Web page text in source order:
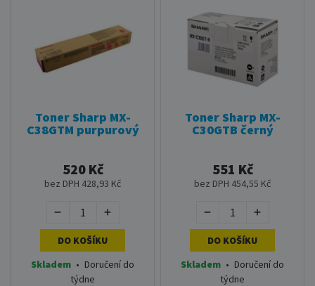
Toner Sharp MX-
C38GTM purpurový
520 Kč
bez DPH 428,93 Kč
DO KOŠÍKU
Skladem • Doručení do
týdne
Toner Sharp MX-
C30GTB černý
551 Kč
bez DPH 454,55 Kč
DO KOŠÍKU
Skladem • Doručení do
týdne